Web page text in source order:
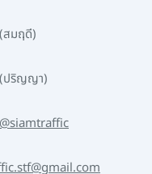
(สมฤดี)
(ปริญญา)
@siamtraffic